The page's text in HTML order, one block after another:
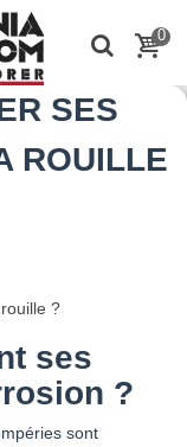
0
SES
ROUILLE
ses
?
sont